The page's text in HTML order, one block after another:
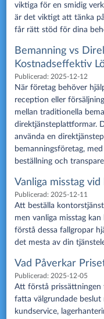
viktiga för en smidig
är det viktigt att tänka
får rätt stöd för dina
Bemanning vs
Kostnadseffektiv
Publicerad: 2025-12-12
När företag behöver
reception eller
mellan traditionella
direktjänsteplattformar.
använda en
bemanningsföretag,
beställning och
Vanliga misstag
Publicerad: 2025-12-11
Att beställa
men vanliga misstag
förstå dessa fallgropar
det mesta av din
Vad Påverkar
Publicerad: 2025-12-05
Att förstå prissättningen
fatta välgrundade
kundservice,